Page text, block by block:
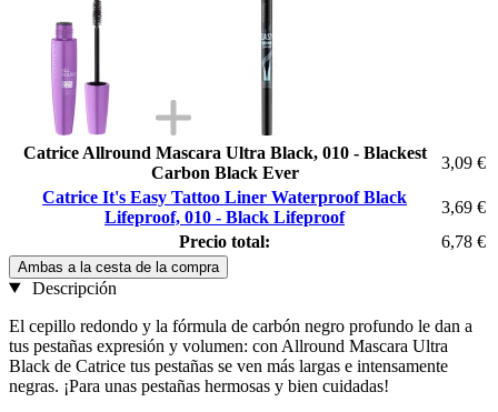
Catrice Allround Mascara Ultra Black, 010 - Blackest
Carbon Black Ever
3,09 €
Catrice It's Easy Tattoo Liner Waterproof Black
Lifeproof, 010 - Black Lifeproof
3,69 €
Precio total:
6,78 €
Ambas a la cesta de la compra
Descripción
El cepillo redondo y la fórmula de carbón negro profundo le dan a
tus pestañas expresión y volumen: con Allround Mascara Ultra
Black de Catrice tus pestañas se ven más largas e intensamente
negras. ¡Para unas pestañas hermosas y bien cuidadas!